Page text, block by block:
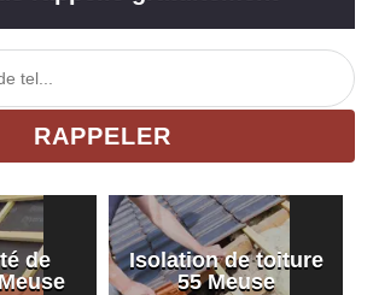
de
Isolation de toiture
55 Meuse